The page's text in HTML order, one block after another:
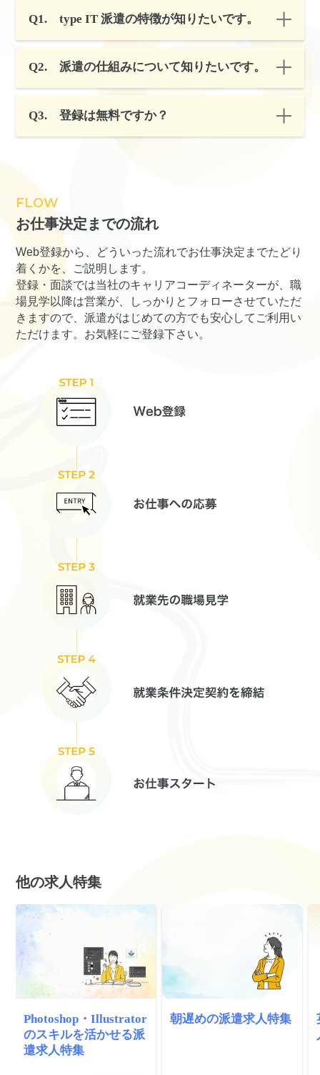
Q1. type IT 派遣の特徴が知りたいです。
Q2. 派遣の仕組みについて知りたいです。
Q3. 登録は無料ですか？
FLOW
お仕事決定までの流れ
Web登録から、どういった流れでお仕事決定までたどり
着くかを、ご説明します。
登録・面談では当社のキャリアコーディネーターが、職
場見学以降は営業が、しっかりとフォローさせていただ
きますので、派遣がはじめての方でも安心してご利用い
ただけます。お気軽にご登録下さい。
他の求人特集
Photoshop・Illustrator
のスキルを活かせる派
遣求人特集
朝遅めの派遣求人特集